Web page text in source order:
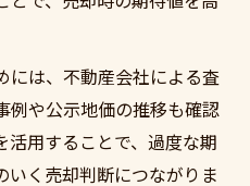
には、不動産会社による査
例や公示地価の推移も確認
活用することで、過度な期
く売却判断につながりま